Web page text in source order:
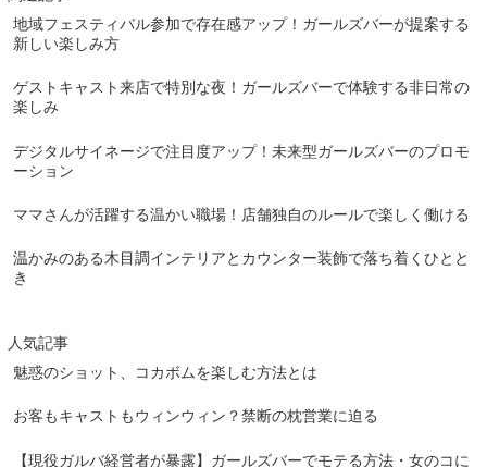
地域フェスティバル参加で存在感アップ！ガールズバーが提案する
新しい楽しみ方
ゲストキャスト来店で特別な夜！ガールズバーで体験する非日常の
楽しみ
デジタルサイネージで注目度アップ！未来型ガールズバーのプロモ
ーション
ママさんが活躍する温かい職場！店舗独自のルールで楽しく働ける
温かみのある木目調インテリアとカウンター装飾で落ち着くひとと
き
人気記事
魅惑のショット、コカボムを楽しむ方法とは
お客もキャストもウィンウィン？禁断の枕営業に迫る
【現役ガルバ経営者が暴露】ガールズバーでモテる方法・女のコに